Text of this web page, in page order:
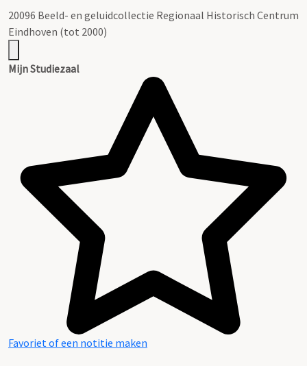
20096 Beeld- en geluidcollectie Regionaal Historisch Centrum
Eindhoven (tot 2000)
Mijn Studiezaal
Favoriet of een notitie maken